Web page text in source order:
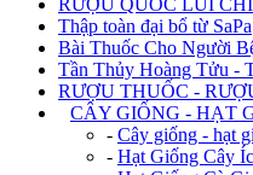
RƯỢU QUỐC LỦI
Thập toàn đại bổ từ SaPa
Bài Thuốc Cho Người
Tần Thủy Hoàng Tửu -
RƯỢU THUỐC -
CÂY GIỐNG - HẠT
- Cây giống - hạt
- Hạt Giống Cây